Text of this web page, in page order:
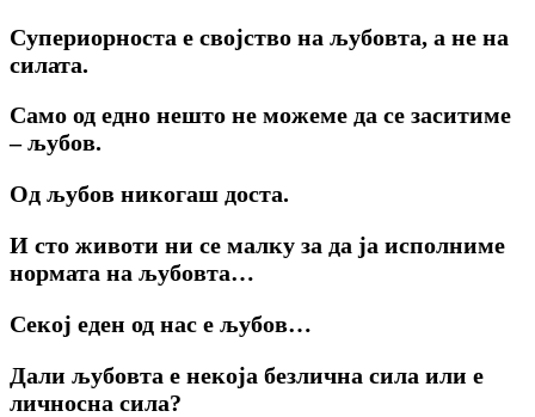
Супериорноста е својство на љубовта, a не на
силата.
Само од едно нешто не можеме да се заситиме
– љубов.
Од љубов никогаш доста.
И сто животи ни се малку за да ја исполниме
нормата на љубовта…
Секој еден од нас e љубов…
Дали љубовта e некоја безлична сила или e
личносна сила?